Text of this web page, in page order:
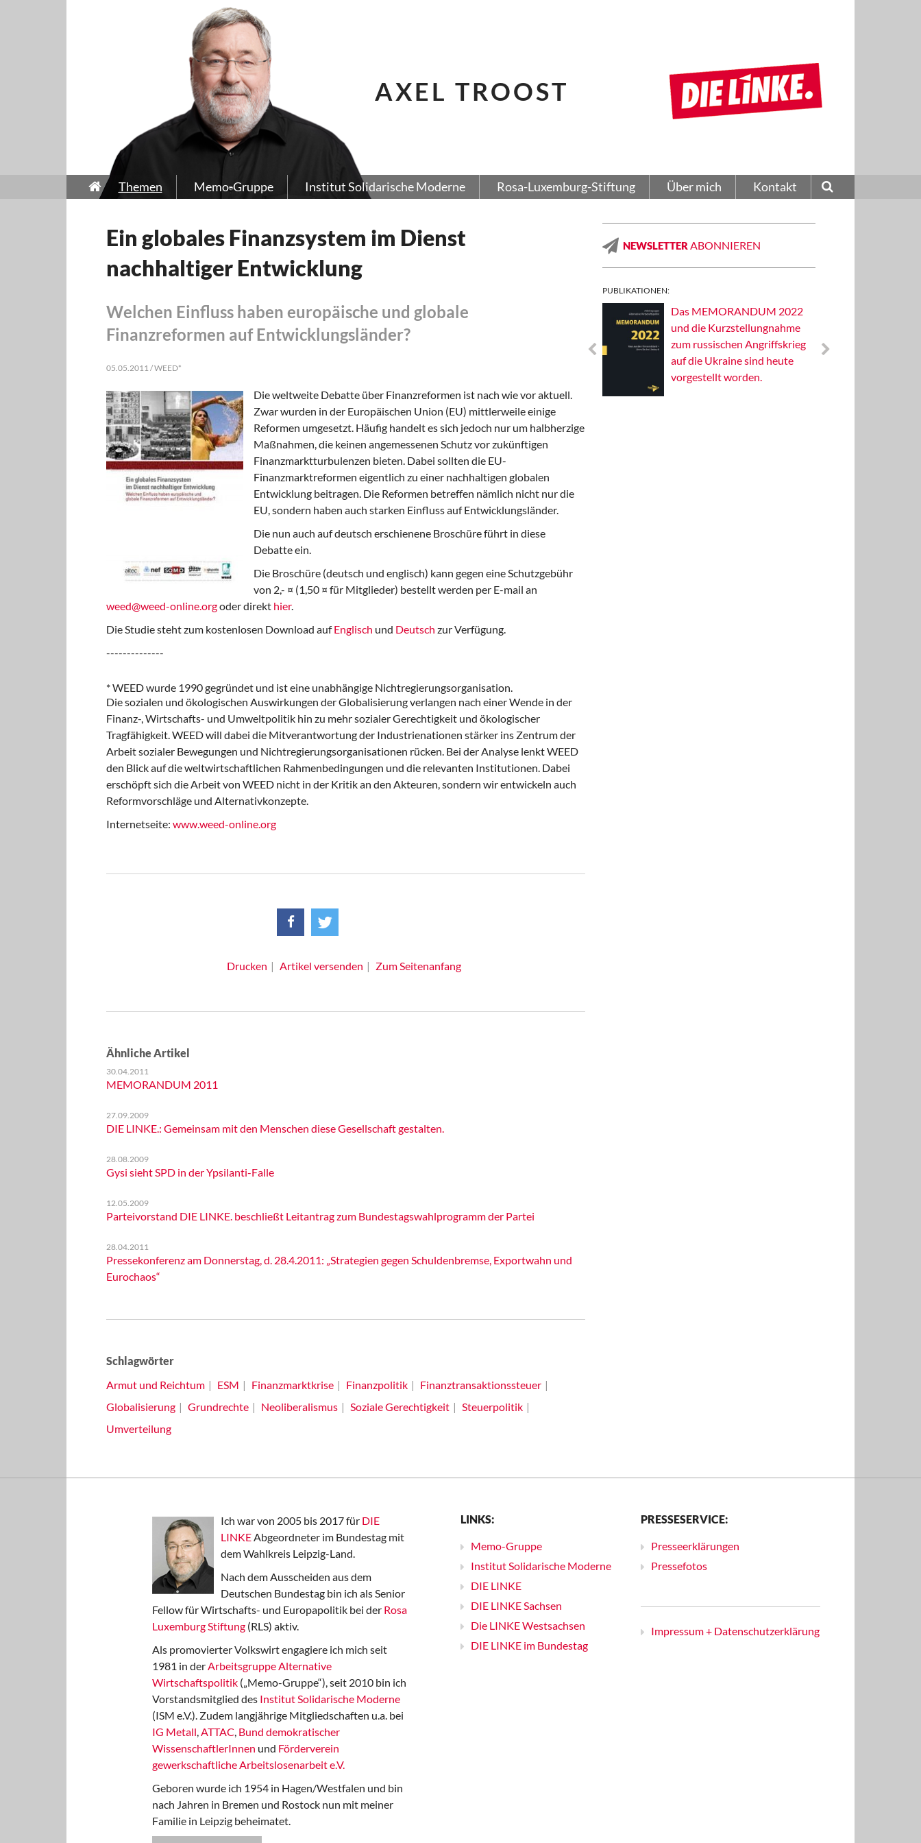
AXEL TROOST
Themen Memo-Gruppe Institut Solidarische Moderne Rosa-Luxemburg-Stiftung Über mich Kontakt
Ein globales Finanzsystem im Dienst
nachhaltiger Entwicklung
Welchen Einfluss haben europäische und globale
Finanzreformen auf Entwicklungsländer?
05.05.2011 / WEED*
Die weltweite Debatte über Finanzreformen ist nach wie vor aktuell.
Zwar wurden in der Europäischen Union (EU) mittlerweile einige
Reformen umgesetzt. Häufig handelt es sich jedoch nur um halbherzige
Maßnahmen, die keinen angemessenen Schutz vor zukünftigen
Finanzmarktturbulenzen bieten. Dabei sollten die EU-
Finanzmarktreformen eigentlich zu einer nachhaltigen globalen
Entwicklung beitragen. Die Reformen betreffen nämlich nicht nur die
EU, sondern haben auch starken Einfluss auf Entwicklungsländer.
Die nun auch auf deutsch erschienene Broschüre führt in diese
Debatte ein.
Die Broschüre (deutsch und englisch) kann gegen eine Schutzgebühr
von 2,- ¤ (1,50 ¤ für Mitglieder) bestellt werden per E-mail an
weed@weed-online.orgoder direkt hier.
Die Studie steht zum kostenlosen Download aufEnglisch und Deutsch zur Verfügung.
--------------
* WEED wurde 1990 gegründet und ist eine unabhängige Nichtregierungsorganisation.
Die sozialen und ökologischen Auswirkungen der Globalisierung verlangen nach einer Wende in der
Finanz-, Wirtschafts- und Umweltpolitik hin zu mehr sozialer Gerechtigkeit und ökologischer
Tragfähigkeit. WEED will dabei die Mitverantwortung der Industrienationen stärker ins Zentrum der
Arbeit sozialer Bewegungen und Nichtregierungsorganisationen rücken. Bei der Analyse lenkt WEED
den Blick auf die weltwirtschaftlichen Rahmenbedingungen und die relevanten Institutionen. Dabei
erschöpft sich die Arbeit von WEED nicht in der Kritik an den Akteuren, sondern wir entwickeln auch
Reformvorschläge und Alternativkonzepte.
Internetseite: www.weed-online.org
Drucken Artikel versenden Zum Seitenanfang
Ähnliche Artikel
30.04.2011
MEMORANDUM 2011
27.09.2009
DIE LINKE.: Gemeinsam mit den Menschen diese Gesellschaft gestalten.
28.08.2009
Gysi sieht SPD in der Ypsilanti-Falle
12.05.2009
Parteivorstand DIE LINKE. beschließt Leitantrag zum Bundestagswahlprogramm der Partei
28.04.2011
Pressekonferenz am Donnerstag, d. 28.4.2011: „Strategien gegen Schuldenbremse, Exportwahn und
Eurochaos“
Schlagwörter
Armut und Reichtum
ESM Finanzmarktkrise Finanzpolitik
Finanztransaktionssteuer
Globalisierung
Grundrechte Neoliberalismus Soziale Gerechtigkeit
Steuerpolitik
Umverteilung
NEWSLETTER ABONNIEREN
PUBLIKATIONEN:
Solidarisches EUropa -
Das MEMORANDUM 2022
und die Kurzstellungnahme
zum russischen Angriffskrieg
auf die Ukraine sind heute
vorgestellt worden.
Ich war von 2005 bis 2017 für DIE
LINKEAbgeordneter im Bundestag mit
dem Wahlkreis Leipzig-Land.
Nach dem Ausscheiden aus dem
Deutschen Bundestag bin ich als Senior
Fellow für Wirtschafts- und Europapolitik bei der Rosa
Luxemburg Stiftung (RLS) aktiv.
Als promovierter Volkswirt engagiere ich mich seit
1981 in derArbeitsgruppe Alternative
Wirtschaftspolitik („Memo-Gruppe“), seit 2010 bin ich
Vorstandsmitglied des Institut Solidarische Moderne
(ISM e.V.). Zudem langjährige Mitgliedschaften u.a. bei
IG Metall,ATTAC, Bund demokratischer
WissenschaftlerInnen und Förderverein
gewerkschaftliche Arbeitslosenarbeit e.V.
Geboren wurde ich 1954 in Hagen/Westfalen und bin
nach Jahren in Bremen und Rostock nun mit meiner
Familie in Leipzig beheimatet.
LINKS:
Memo-Gruppe
Institut Solidarische Moderne
DIE LINKE
DIE LINKE Sachsen
Die LINKE Westsachsen
DIE LINKE im Bundestag
PRESSESERVICE:
Presseerklärungen
Pressefotos
Impressum + Datenschutzerklärung